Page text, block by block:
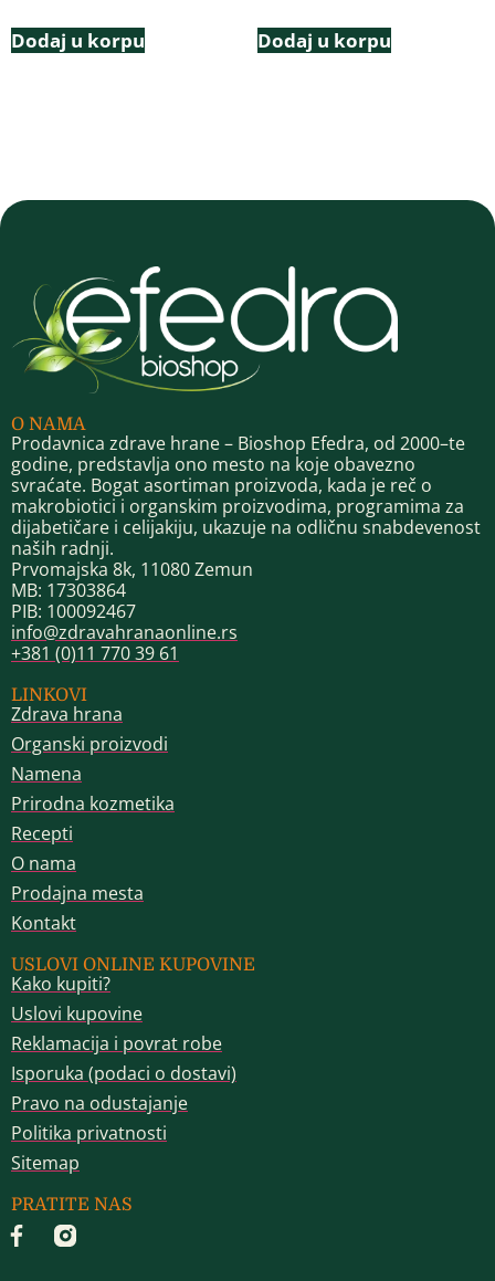
Dodaj u korpu Dodaj u korpu
O NAMA
Prodavnica zdrave hrane – Bioshop Efedra, od 2000–te
godine, predstavlja ono mesto na koje obavezno
svraćate. Bogat asortiman proizvoda, kada je reč o
makrobiotici i organskim proizvodima, programima za
dijabetičare i celijakiju, ukazuje na odličnu snabdevenost
naših radnji.
Prvomajska 8k, 11080 Zemun
MB: 17303864
PIB: 100092467
info@zdravahranaonline.rs
+381 (0)11 770 39 61
LINKOVI
Zdrava hrana
Organski proizvodi
Namena
Prirodna kozmetika
Recepti
O nama
Prodajna mesta
Kontakt
USLOVI ONLINE KUPOVINE
Kako kupiti?
Uslovi kupovine
Reklamacija i povrat robe
Isporuka (podaci o dostavi)
Pravo na odustajanje
Politika privatnosti
Sitemap
PRATITE NAS